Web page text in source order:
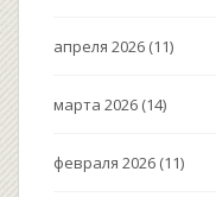
апреля 2026 (11)
марта 2026 (14)
февраля 2026 (11)